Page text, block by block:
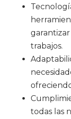
trabajos.
todas las